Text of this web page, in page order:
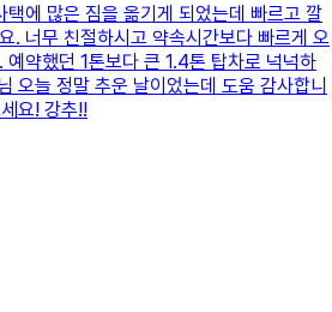
택에 많은 짐을 옮기게 되었는데 빠르고 깔
. 너무 친절하시고 약속시간보다 빠르게 오
예약했던 1톤보다 큰 1.4톤 탑차로 넉넉하
오늘 정말 추운 날이었는데 도움 감사합니
요! 강추!!